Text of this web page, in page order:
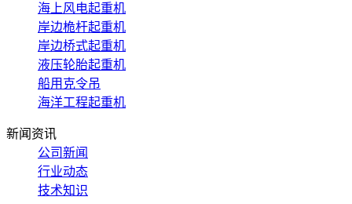
海上风电起重机
岸边桅杆起重机
岸边桥式起重机
液压轮胎起重机
船用克令吊
海洋工程起重机
新闻资讯
公司新闻
行业动态
技术知识